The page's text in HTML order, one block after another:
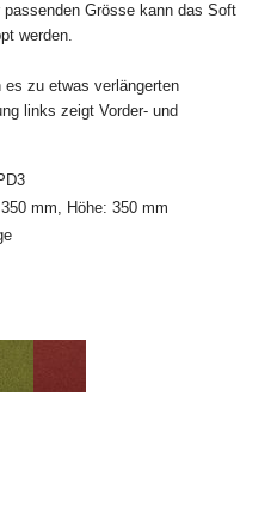
Grösse kann das Soft
werden.
zu etwas verlängerten
links zeigt Vorder- und
mm, Höhe: 350 mm
Auftragsbestätigung bedarf
elektronisch übermittelt
die Kosten für die Lieferung.
Besteller angegebene
berechtigen
noch zur Geltendmachung
besteht nur, wenn USM